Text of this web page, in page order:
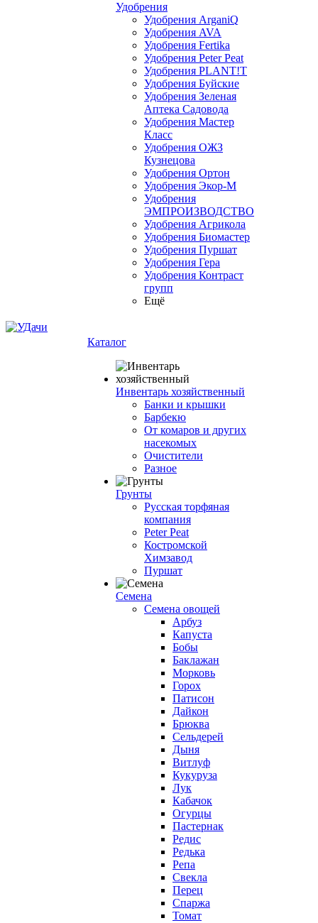
Удобрения
Удобрения ArganiQ
Удобрения AVA
Удобрения Fertika
Удобрения Peter Peat
Удобрения PLANT!T
Удобрения Буйские
Удобрения Зеленая
Аптека Садовода
Удобрения Мастер
Класс
Удобрения ОЖЗ
Кузнецова
Удобрения Ортон
Удобрения Экор-М
Удобрения
ЭМПРОИЗВОДСТВО
Удобрения Агрикола
Удобрения Биомастер
Удобрения Пуршат
Удобрения Гера
Удобрения Контраст
групп
Ещё
Каталог
Инвентарь хозяйственный
Банки и крышки
Барбекю
От комаров и других
насекомых
Очистители
Разное
Грунты
Русская торфяная
компания
Peter Peat
Костромской
Химзавод
Пуршат
Семена
Семена овощей
Арбуз
Капуста
Бобы
Баклажан
Морковь
Горох
Патисон
Дайкон
Брюква
Сельдерей
Дыня
Витлуф
Кукуруза
Лук
Кабачок
Огурцы
Пастернак
Редис
Редька
Репа
Свекла
Перец
Спаржа
Томат